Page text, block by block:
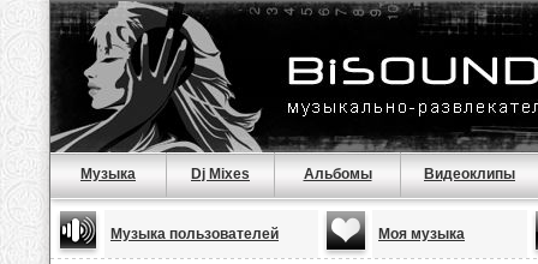
Музыка Dj Mixes Альбомы Видеоклипы
Музыка пользователей Моя музыка